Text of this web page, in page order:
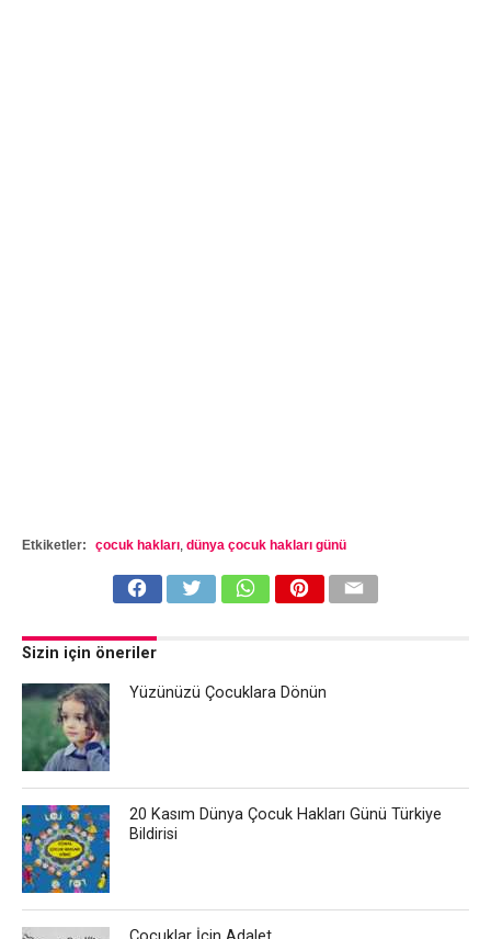
Etkiketler: çocuk hakları, dünya çocuk hakları günü
Sizin için öneriler
Yüzünüzü Çocuklara Dönün
20 Kasım Dünya Çocuk Hakları Günü Türkiye
Bildirisi